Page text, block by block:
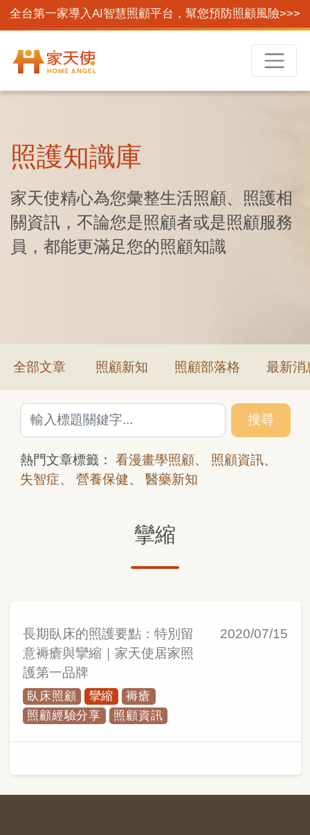
全台第一家導入AI智慧照顧平台，幫您預防照顧風險>>>
照護知識庫
家天使精心為您彙整生活照顧、照護相
關資訊，不論您是照顧者或是照顧服務
員，都能更滿足您的照顧知識
全部文章 照顧新知 照顧部落格 最新消
搜尋
熱門文章標籤： 看漫畫學照顧、 照顧資訊、
失智症、 營養保健、 醫藥新知
攣縮
長期臥床的照護要點：特別留
意褥瘡與攣縮｜家天使居家照
護第一品牌
臥床照顧 攣縮
褥瘡
照顧經驗分享
照顧資訊
2020/07/15